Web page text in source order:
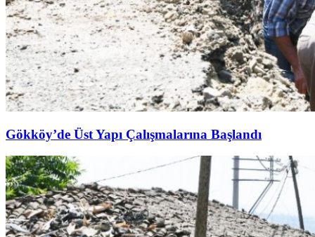
Gökköy’de Üst Yapı Çalışmalarına Başlandı